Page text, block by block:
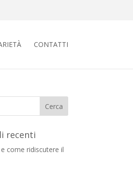
CONTATTI
recenti
come ridiscutere il